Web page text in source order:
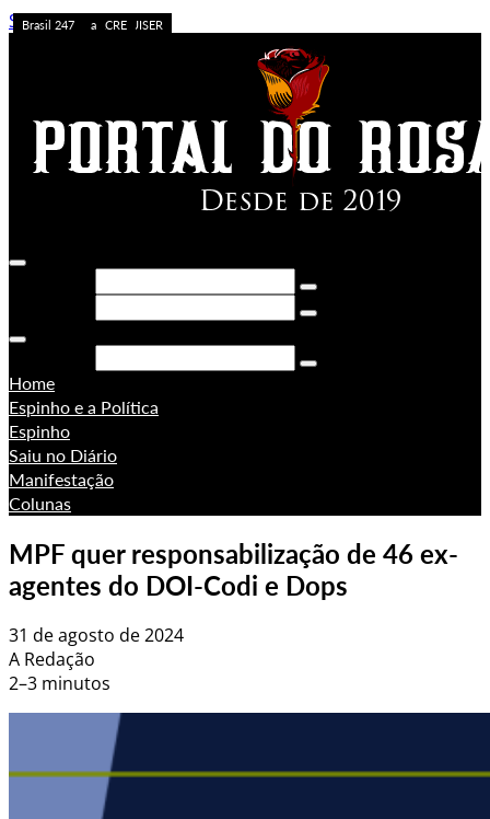
Skip to content
Home
Espinho e a Política
Espinho
Saiu no Diário
Manifestação
Colunas
MPF quer responsabilização de 46 ex-
agentes do DOI-Codi e Dops
31 de agosto de 2024
A Redação
2–3 minutos
Caos no Acre
Acolhimento
APOSTA ALTA
ACREDITE QUEM QUISER
A FORÇA DO ACRE
Sem categoria
Ação da PF
Sem categoria
Brasil 247
Brasil 247
PORONGA
Brasil 247